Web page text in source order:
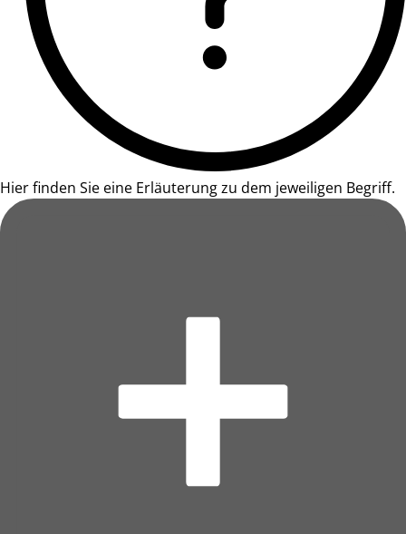
Hier finden Sie eine Erläuterung zu dem jeweiligen Begriff.